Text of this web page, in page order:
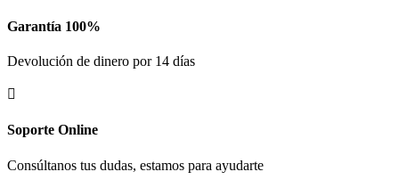
Garantía 100%
Devolución de dinero por 14 días

Soporte Online
Consúltanos tus dudas, estamos para ayudarte